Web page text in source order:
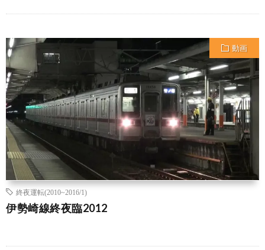
動画
終夜運転(2010~2016/1)
伊勢崎線終夜臨2012